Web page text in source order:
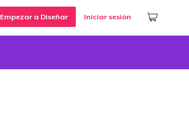
Empezar a Diseñar Iniciar sesión